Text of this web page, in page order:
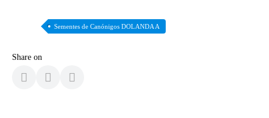
Sementes de Canónigos DOLANDA A
Share on